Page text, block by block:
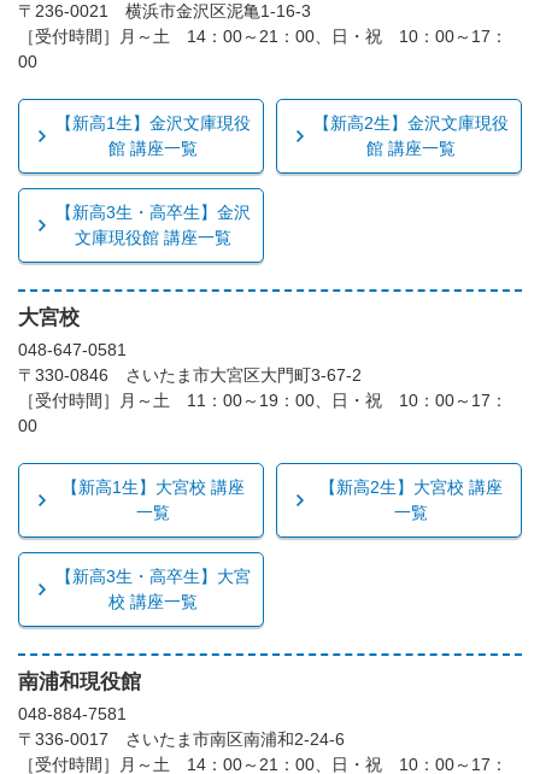
〒236-0021 横浜市金沢区泥亀1-16-3
［受付時間］月～土 14：00～21：00、日・祝 10：00～17：
00
【新高1生】金沢文庫現役
館 講座一覧
【新高2生】金沢文庫現役
館 講座一覧
【新高3生・高卒生】金沢
文庫現役館 講座一覧
大宮校
048-647-0581
〒330-0846 さいたま市大宮区大門町3-67-2
［受付時間］月～土 11：00～19：00、日・祝 10：00～17：
00
【新高1生】大宮校 講座
一覧
【新高2生】大宮校 講座
一覧
【新高3生・高卒生】大宮
校 講座一覧
南浦和現役館
048-884-7581
〒336-0017 さいたま市南区南浦和2-24-6
［受付時間］月～土 14：00～21：00、日・祝 10：00～17：